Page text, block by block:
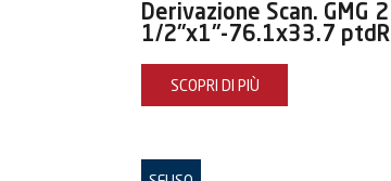
Derivazione Scan. GMG 2
1/2"x1"-76.1x33.7 ptdR
SCOPRI DI PIÙ